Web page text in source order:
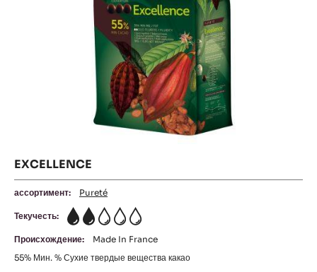
EXCELLENCE
ассортимент: Pureté
Текучесть:
2
Происхождение:
Made In France
55% Мин. % Сухие твердые вещества какао